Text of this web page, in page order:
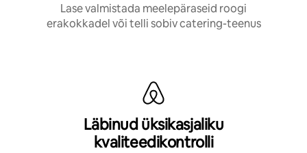
Lase valmistada meelepäraseid roogi
erakokkadel või telli sobiv catering-teenus
Läbinud üksikasjaliku
kvaliteedikontrolli